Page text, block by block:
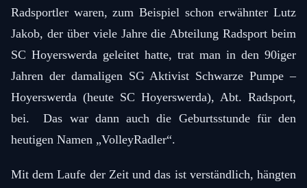
Radsportler waren, zum Beispiel schon erwähnter Lutz
Jakob, der über viele Jahre die Abteilung Radsport beim
SC Hoyerswerda geleitet hatte, trat man in den 90iger
Jahren der damaligen SG Aktivist Schwarze Pumpe –
Hoyerswerda (heute SC Hoyerswerda), Abt. Radsport,
bei. Das war dann auch die Geburtsstunde für den
heutigen Namen „VolleyRadler“.
Mit dem Laufe der Zeit und das ist verständlich, hängten